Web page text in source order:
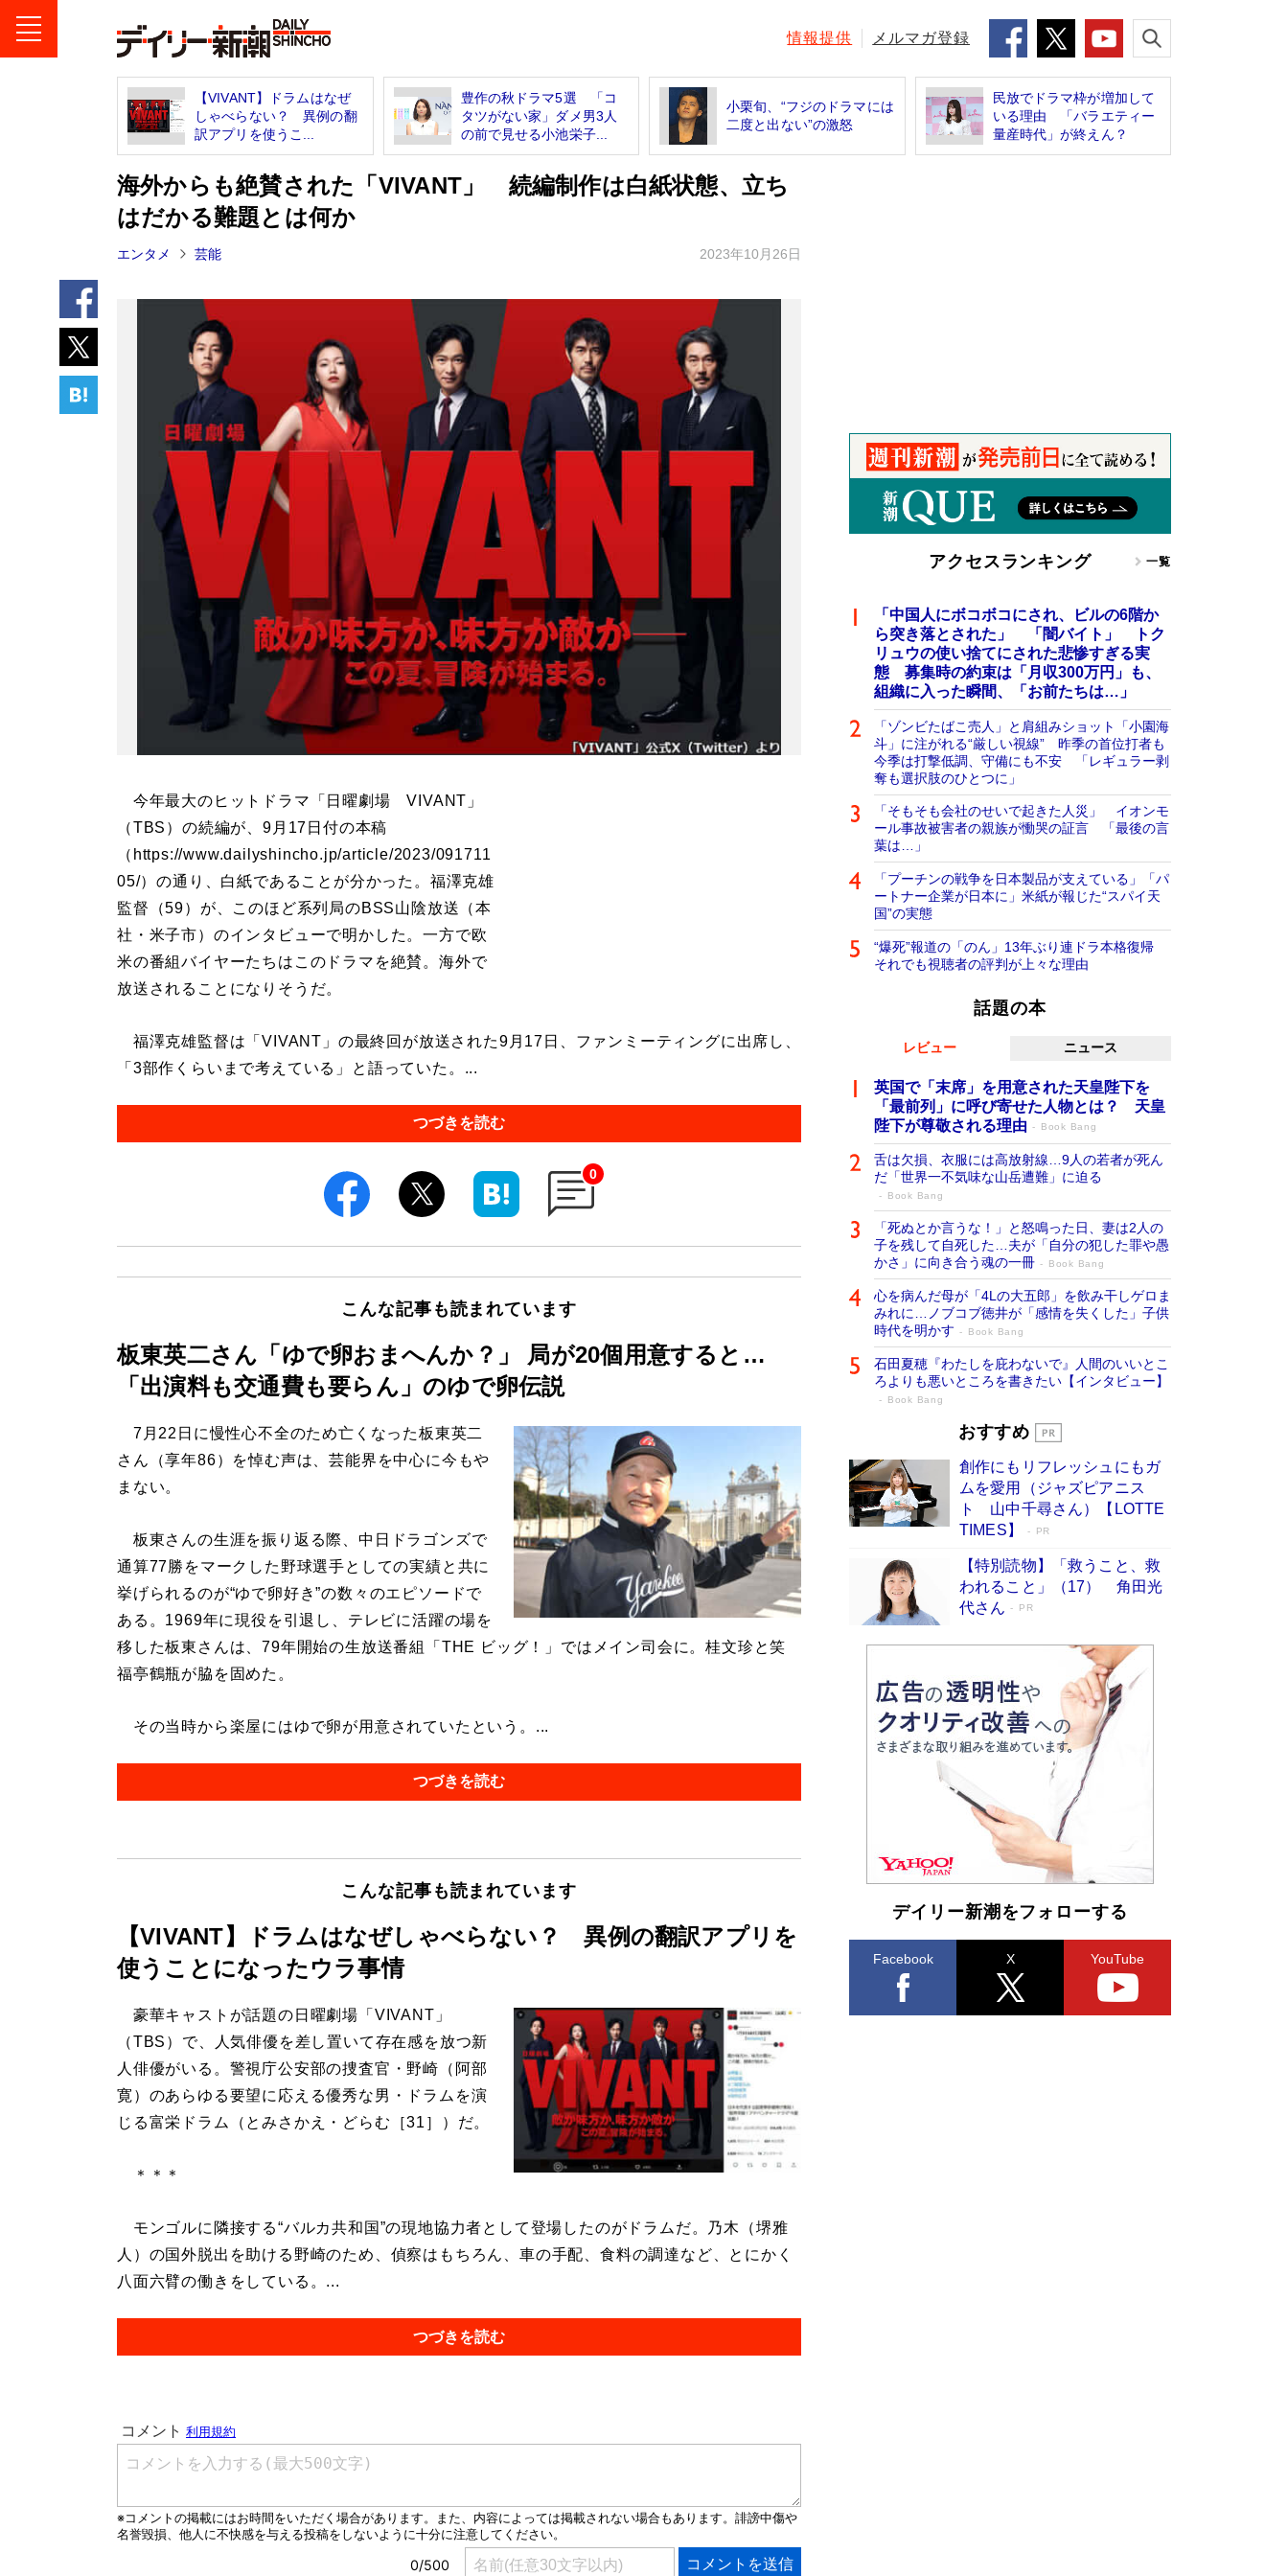
情報提供 メルマガ登録
【VIVANT】ドラムはなぜ
しゃべらない？ 異例の翻
訳アプリを使うこ...
豊作の秋ドラマ5選 「コ
タツがない家」ダメ男3人
の前で見せる小池栄子...
小栗旬、“フジのドラマには
二度と出ない”の激怒
民放でドラマ枠が増加して
いる理由 「バラエティー
量産時代」が終えん？
海外からも絶賛された「VIVANT」 続編制作は白紙状態、立ち
はだかる難題とは何か
エンタメ 芸能 2023年10月26日
今年最大のヒットドラマ「日曜劇場 VIVANT」
（TBS）の続編が、9月17日付の本稿
（https://www.dailyshincho.jp/article/2023/091711
05/）の通り、白紙であることが分かった。福澤克雄
監督（59）が、このほど系列局のBSS山陰放送（本
社・米子市）のインタビューで明かした。一方で欧
米の番組バイヤーたちはこのドラマを絶賛。海外で
放送されることになりそうだ。
福澤克雄監督は「VIVANT」の最終回が放送された9月17日、ファンミーティングに出席し、
「3部作くらいまで考えている」と語っていた。...
つづきを読む
0
こんな記事も読まれています
板東英二さん「ゆで卵おまへんか？」 局が20個用意すると…
「出演料も交通費も要らん」のゆで卵伝説
7月22日に慢性心不全のため亡くなった板東英二
さん（享年86）を悼む声は、芸能界を中心に今もや
まない。
板東さんの生涯を振り返る際、中日ドラゴンズで
通算77勝をマークした野球選手としての実績と共に
挙げられるのが“ゆで卵好き”の数々のエピソードで
ある。1969年に現役を引退し、テレビに活躍の場を
移した板東さんは、79年開始の生放送番組「THE ビッグ！」ではメイン司会に。桂文珍と笑
福亭鶴瓶が脇を固めた。
その当時から楽屋にはゆで卵が用意されていたという。...
つづきを読む
こんな記事も読まれています
【VIVANT】ドラムはなぜしゃべらない？ 異例の翻訳アプリを
使うことになったウラ事情
豪華キャストが話題の日曜劇場「VIVANT」
（TBS）で、人気俳優を差し置いて存在感を放つ新
人俳優がいる。警視庁公安部の捜査官・野崎（阿部
寛）のあらゆる要望に応える優秀な男・ドラムを演
じる富栄ドラム（とみさかえ・どらむ［31］）だ。
＊＊＊
モンゴルに隣接する“バルカ共和国”の現地協力者として登場したのがドラムだ。乃木（堺雅
人）の国外脱出を助ける野崎のため、偵察はもちろん、車の手配、食料の調達など、とにかく
八面六臂の働きをしている。...
つづきを読む
アクセスランキング 一覧
「中国人にボコボコにされ、ビルの6階か
ら突き落とされた」 「闇バイト」 トク
リュウの使い捨てにされた悲惨すぎる実
態 募集時の約束は「月収300万円」も、
組織に入った瞬間、「お前たちは…」
「ゾンビたばこ売人」と肩組みショット「小園海
斗」に注がれる“厳しい視線” 昨季の首位打者も
今季は打撃低調、守備にも不安 「レギュラー剥
奪も選択肢のひとつに」
「そもそも会社のせいで起きた人災」 イオンモ
ール事故被害者の親族が慟哭の証言 「最後の言
葉は…」
「プーチンの戦争を日本製品が支えている」「パ
ートナー企業が日本に」米紙が報じた“スパイ天
国”の実態
“爆死”報道の「のん」13年ぶり連ドラ本格復帰
それでも視聴者の評判が上々な理由
話題の本
レビュー ニュース
英国で「末席」を用意された天皇陛下を
「最前列」に呼び寄せた人物とは？ 天皇
陛下が尊敬される理由
Book Bang
舌は欠損、衣服には高放射線…9人の若者が死ん
だ「世界一不気味な山岳遭難」に迫る
Book Bang
「死ぬとか言うな！」と怒鳴った日、妻は2人の
子を残して自死した…夫が「自分の犯した罪や愚
かさ」に向き合う魂の一冊
Book Bang
心を病んだ母が「4Lの大五郎」を飲み干しゲロま
みれに…ノブコブ徳井が「感情を失くした」子供
時代を明かす
Book Bang
石田夏穂『わたしを庇わないで』人間のいいとこ
ろよりも悪いところを書きたい【インタビュー】
Book Bang
「叱って伸びるやつは、褒めたらもっと伸
た“人を育てるコツ”…芸への考え方を明か
す
Book Bang
「『火垂るの墓』は、大嘘である」原作者が抱き
続けた“自責の念”とは…「自己憐憫は描きたくな
い」監督が徹底的にこだわったこと（後編） #
戦争の記憶
Book Bang
美輪明宏 晩年の回答を集めた『ほほえんで生き
るための人生相談』がランクイン［エンターテイ
メントベストセラー］
Book Bang
「宇宙兄弟」最終46巻がベストセラー1位 宇宙
開発への関心を押し上げた18年の物語に幕 特装
版には「宇宙で描かれたマンガ」も収録
Book Bang
「不意に涙が出そうに…」高嶋政伸が明かし
た“13歳の娘を暴行する役”への葛藤 インティマ
シーコーディネーターに支えられたNHK『大奥』
Book Bang
おすすめ
創作にもリフレッシュにもガ
ムを愛用（ジャズピアニス
ト 山中千尋さん）【LOTTE
TIMES】
PR
【特別読物】「救うこと、救
われること」（17） 角田光
代さん
PR
デイリー新潮をフォローする
Facebook X YouTube